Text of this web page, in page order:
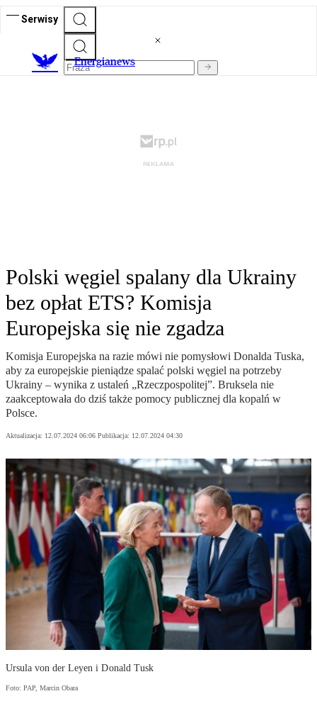
Serwisy
Energianews
Polski węgiel spalany dla Ukrainy
bez opłat ETS? Komisja
Europejska się nie zgadza
Komisja Europejska na razie mówi nie pomysłowi Donalda Tuska,
aby za europejskie pieniądze spalać polski węgiel na potrzeby
Ukrainy – wynika z ustaleń „Rzeczpospolitej”. Bruksela nie
zaakceptowała do dziś także pomocy publicznej dla kopalń w
Polsce.
Aktualizacja: 12.07.2024 06:06 Publikacja: 12.07.2024 04:30
Ursula von der Leyen i Donald Tusk
Foto: PAP, Marcin Obara